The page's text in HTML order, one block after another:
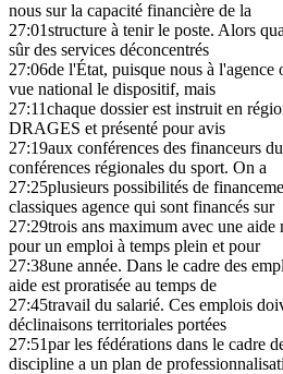
nous sur la capacité financière de la
27:01structure à tenir le poste. Alors
sûr des services déconcentrés
27:06de l'État, puisque nous à
vue national le dispositif, mais
27:11chaque dossier est instruit en
DRAGES et présenté pour avis
27:19aux conférences des financeurs
conférences régionales du sport. On a
27:25plusieurs possibilités de
classiques agence qui sont financés sur
27:29trois ans maximum avec une
pour un emploi à temps plein et pour
27:38une année. Dans le cadre des
aide est proratisée au temps de
27:45travail du salarié. Ces emplois
déclinaisons territoriales portées
27:51par les fédérations dans le cadre
discipline a un plan de